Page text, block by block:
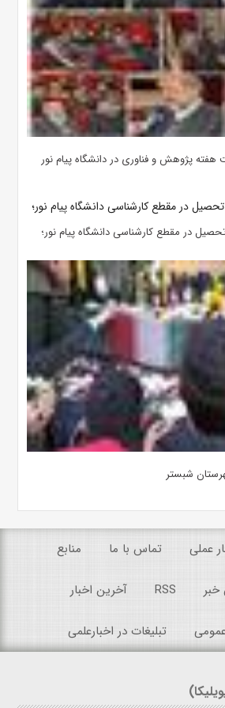
هفته پژوهش و فناوری در دانشگاه پیام نور
در مقطع کارشناسی دانشگاه پیام نور؛
شبستر
عملی تماس با ما منابع
RSS آخرین اخبار
تبلیغات در اخبارعلمی